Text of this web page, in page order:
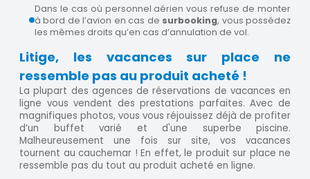
Dans le cas où personnel aérien vous refuse de monter
à bord de l’avion en cas de surbooking, vous possédez
les mêmes droits qu’en cas d’annulation de vol.
Litige, les vacances sur place ne
ressemble pas au produit acheté !
La plupart des agences de réservations de vacances en
ligne vous vendent des prestations parfaites. Avec de
magnifiques photos, vous vous réjouissez déjà de profiter
d’un buffet varié et d'une superbe piscine.
Malheureusement une fois sur site, vos vacances
tournent au cauchemar ! En effet, le produit sur place ne
ressemble pas du tout au produit acheté en ligne.